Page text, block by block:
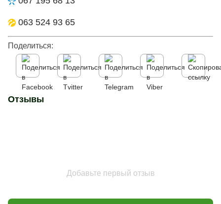
063 524 93 65
Поделиться:
Отзывы
Добавьте первый отзыв